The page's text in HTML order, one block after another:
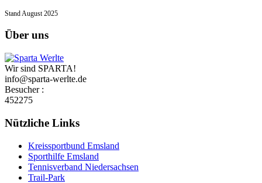
Stand August 2025
Über uns
Wir sind SPARTA!
info@sparta-werlte.de
Besucher :
452275
Nützliche Links
Kreissportbund Emsland
Sporthilfe Emsland
Tennisverband Niedersachsen
Trail-Park